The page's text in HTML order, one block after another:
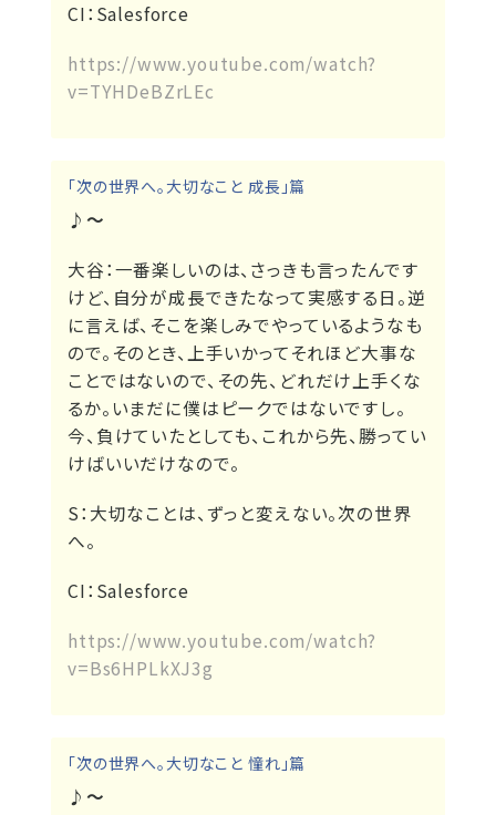
CI： Salesforce
https://www.youtube.com/watch?
v=TYHDeBZrLEc
「次の世界へ。大切なこと 成長」篇
♪～
大谷：一番楽しいのは、さっきも言ったんです
けど、自分が成長できたなって実感する日。逆
に言えば、そこを楽しみでやっているようなも
ので。そのとき、上手いかってそれほど大事な
ことではないので、その先、どれだけ上手くな
るか。いまだに僕はピークではないですし。
今、負けていたとしても、これから先、勝ってい
けばいいだけなので。
S： 大切なことは、ずっと変えない。次の世界
へ。
CI： Salesforce
https://www.youtube.com/watch?
v=Bs6HPLkXJ3g
「次の世界へ。大切なこと 憧れ」篇
♪～